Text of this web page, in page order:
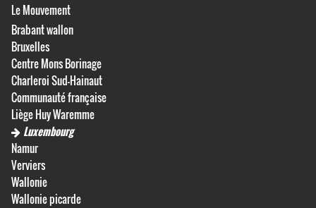
Le Mouvement
Brabant wallon
Bruxelles
Centre Mons Borinage
Charleroi Sud-Hainaut
Communauté française
Liège Huy Waremme
Luxembourg
Namur
Verviers
Wallonie
Wallonie picarde